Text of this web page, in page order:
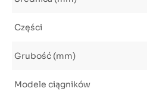
Części
Grubość (mm)
Modele ciągników